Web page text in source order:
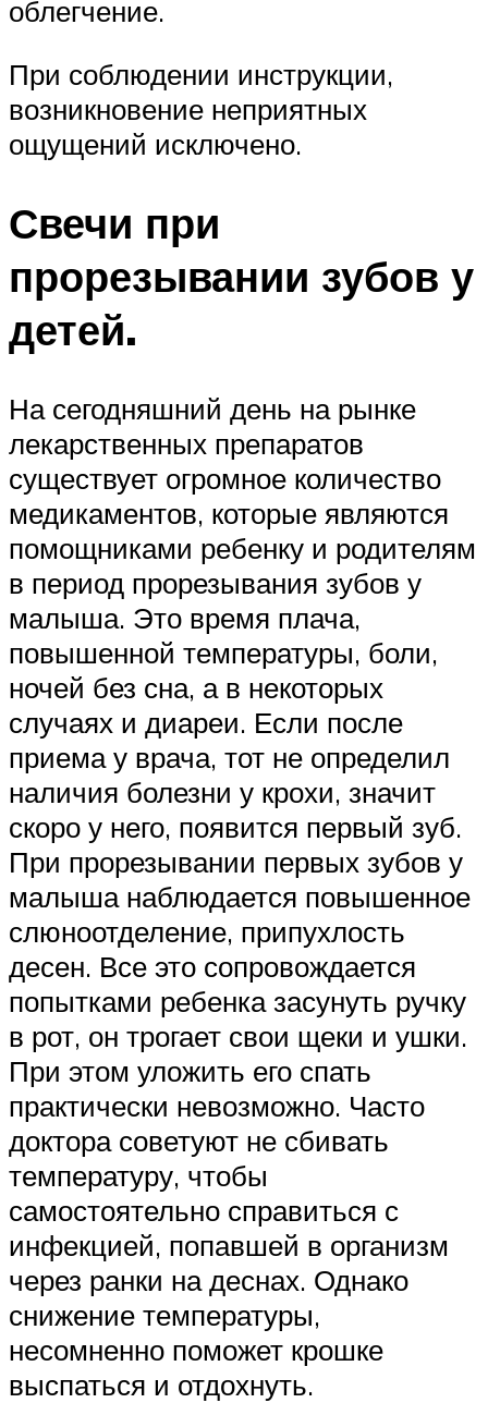
облегчение.
При соблюдении инструкции,
возникновение неприятных
ощущений исключено.
Свечи при
прорезывании зубов у
детей.
На сегодняшний день на рынке
лекарственных препаратов
существует огромное количество
медикаментов, которые являются
помощниками ребенку и родителям
в период прорезывания зубов у
малыша. Это время плача,
повышенной температуры, боли,
ночей без сна, а в некоторых
случаях и диареи. Если после
приема у врача, тот не определил
наличия болезни у крохи, значит
скоро у него, появится первый зуб.
При прорезывании первых зубов у
малыша наблюдается повышенное
слюноотделение, припухлость
десен. Все это сопровождается
попытками ребенка засунуть ручку
в рот, он трогает свои щеки и ушки.
При этом уложить его спать
практически невозможно. Часто
доктора советуют не сбивать
температуру, чтобы
самостоятельно справиться с
инфекцией, попавшей в организм
через ранки на деснах. Однако
снижение температуры,
несомненно поможет крошке
выспаться и отдохнуть.